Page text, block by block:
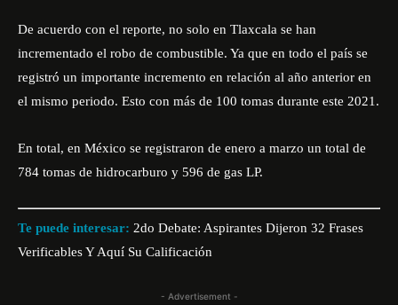
De acuerdo con el reporte, no solo en Tlaxcala se han
incrementado el robo de combustible. Ya que en todo el país se
registró un importante incremento en relación al año anterior en
el mismo periodo. Esto con más de 100 tomas durante este 2021.
En total, en México se registraron de enero a marzo un total de
784 tomas de hidrocarburo y 596 de gas LP.
Te puede interesar: 2do Debate: Aspirantes Dijeron 32 Frases
Verificables Y Aquí Su Calificación
- Advertisement -